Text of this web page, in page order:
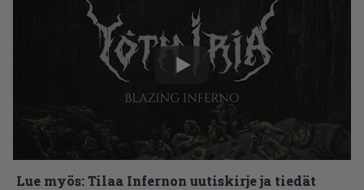
Lue myös:Tilaa Infernon uutiskirje ja tiedät